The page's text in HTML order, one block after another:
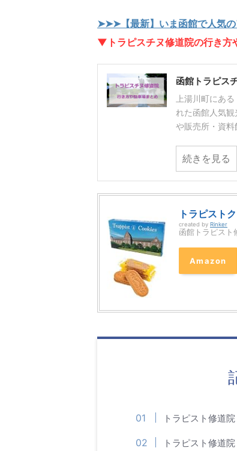
➤➤➤【最新】いま函館で人気の
▼トラピスチヌ修道院の行き方
函館トラピス
上湯川町にあ
れた函館人気
や販売所・資
続きを見る
トラピスト
created by Rinker
函館トラピスト
Amazon
トラピスト修道
トラピスト修道